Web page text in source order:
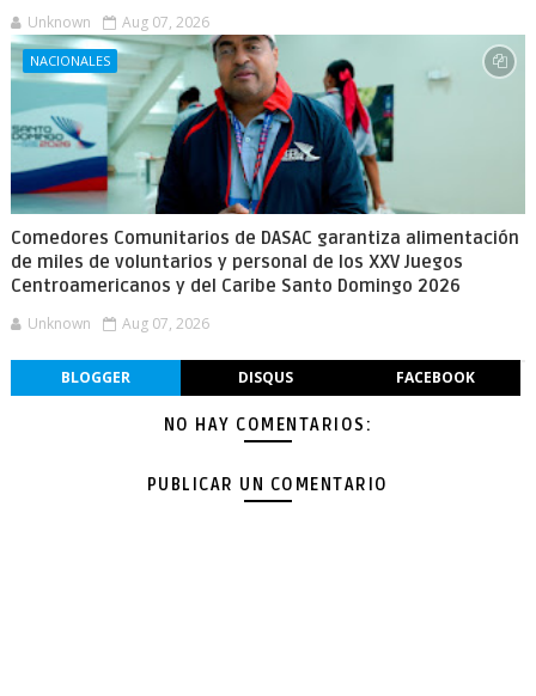
Unknown Aug 07, 2026
NACIONALES
Comedores Comunitarios de DASAC garantiza alimentación
de miles de voluntarios y personal de los XXV Juegos
Centroamericanos y del Caribe Santo Domingo 2026
Unknown Aug 07, 2026
BLOGGER DISQUS FACEBOOK
NO HAY COMENTARIOS:
PUBLICAR UN COMENTARIO